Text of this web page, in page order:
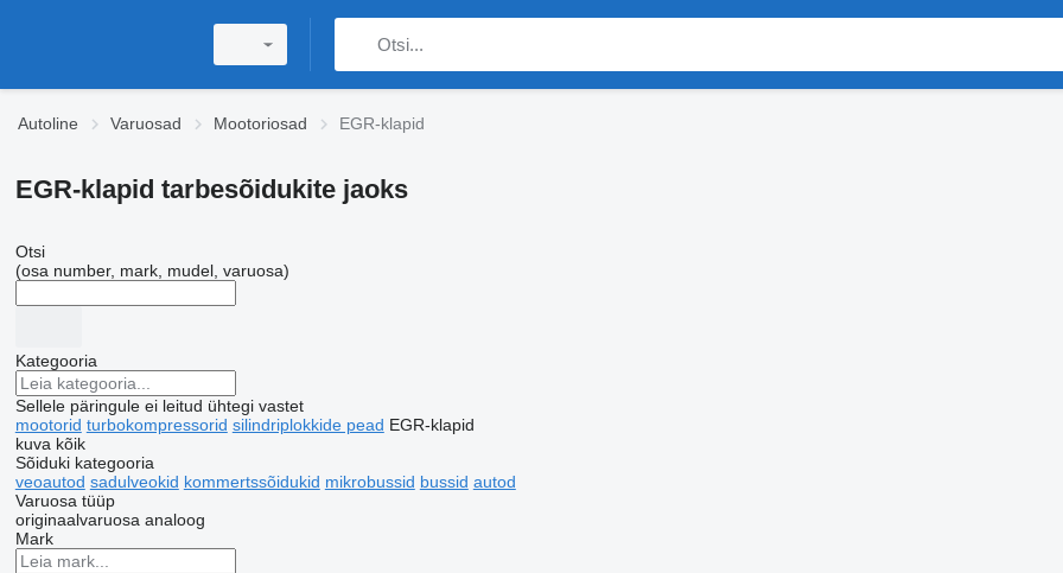
Autoline Varuosad Mootoriosad EGR-klapid
EGR-klapid tarbesõidukite jaoks
Otsi
(osa number, mark, mudel, varuosa)
Kategooria
Sellele päringule ei leitud ühtegi vastet
mootorid turbokompressorid silindriplokkide pead EGR-klapid
kuva kõik
Sõiduki kategooria
veoautod sadulveokid kommertssõidukid mikrobussid bussid autod
Varuosa tüüp
originaalvaruosa analoog
Mark